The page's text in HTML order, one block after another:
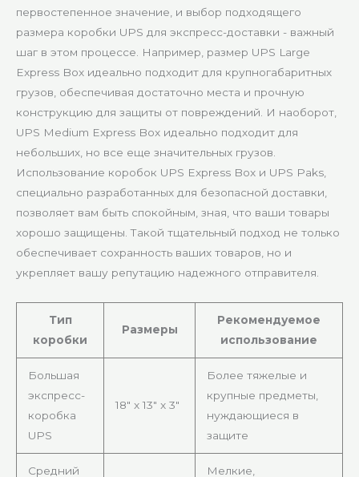
первостепенное значение, и выбор подходящего
размера коробки UPS для экспресс-доставки - важный
шаг в этом процессе. Например, размер UPS Large
Express Box идеально подходит для крупногабаритных
грузов, обеспечивая достаточно места и прочную
конструкцию для защиты от повреждений. И наоборот,
UPS Medium Express Box идеально подходит для
небольших, но все еще значительных грузов.
Использование коробок UPS Express Box и UPS Paks,
специально разработанных для безопасной доставки,
позволяет вам быть спокойным, зная, что ваши товары
хорошо защищены. Такой тщательный подход не только
обеспечивает сохранность ваших товаров, но и
укрепляет вашу репутацию надежного отправителя.
Тип
коробки
Размеры
Рекомендуемое
использование
Большая
экспресс-
коробка
UPS
18″ x 13″ x 3″
Более тяжелые и
крупные предметы,
нуждающиеся в
защите
Средний
Мелкие,